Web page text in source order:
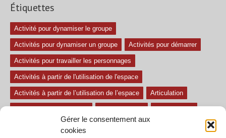
Gérer le consentement aux
cookies
Étiquettes
Activité pour dynamiser le groupe
Activités pour dynamiser un groupe Activités pour démarrer
Activités pour travailler les personnages
Activités à partir de l'utilisation de l'espace
Activités à partir de l’utilisation de l’espace Articulation
Exercices difficiles